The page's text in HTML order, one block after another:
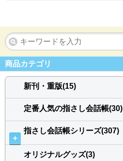
商品カテゴリ
新刊・重版(15)
定番人気の指さし会話帳(30)
＋
指さし会話帳シリーズ(307)
オリジナルグッズ(3)